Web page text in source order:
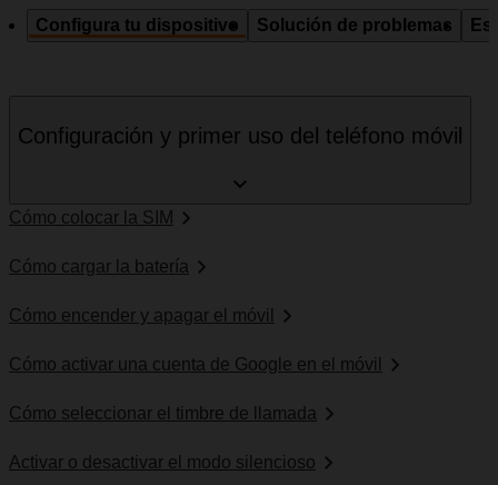
Configura tu dispositivo Solución de problemas
Configuración y primer uso del teléfono móvil
Cómo colocar la SIM
Cómo cargar la batería
Cómo encender y apagar el móvil
Cómo activar una cuenta de Google en el móvil
Cómo seleccionar el timbre de llamada
Activar o desactivar el modo silencioso